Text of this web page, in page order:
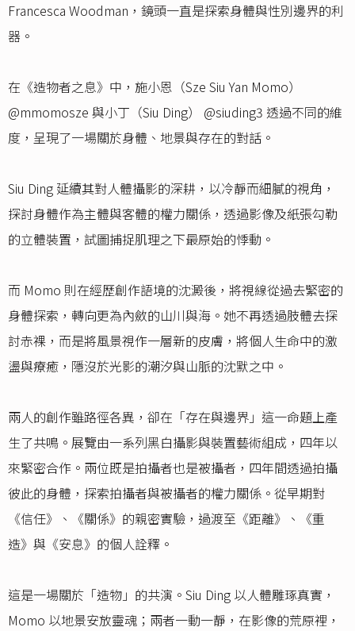
Francesca Woodman，鏡頭一直是探索身體與性別邊界的利
器。
在《造物者之息》中，施小恩（Sze Siu Yan Momo）
@mmomosze 與小丁（Siu Ding） @siuding3 透過不同的維
度，呈現了一場關於身體、地景與存在的對話。
Siu Ding 延續其對人體攝影的深耕，以冷靜而細膩的視角，
探討身體作為主體與客體的權力關係，透過影像及紙張勾勒
的立體裝置，試圖捕捉肌理之下最原始的悸動。
而 Momo 則在經歷創作語境的沈澱後，將視線從過去緊密的
身體探索，轉向更為內斂的山川與海。她不再透過肢體去探
討赤裸，而是將風景視作一層新的皮膚，將個人生命中的激
盪與療癒，隱沒於光影的潮汐與山脈的沈默之中。
兩人的創作雖路徑各異，卻在「存在與邊界」這一命題上產
生了共鳴。展覽由一系列黑白攝影與裝置藝術組成，四年以
來緊密合作。兩位既是拍攝者也是被攝者，四年間透過拍攝
彼此的身體，探索拍攝者與被攝者的權力關係。從早期對
《信任》、《關係》的親密實驗，過渡至《距離》、《重
造》與《安息》的個人詮釋。
這是一場關於「造物」的共演。Siu Ding 以人體雕琢真實，
Momo 以地景安放靈魂；兩者一動一靜，在影像的荒原裡，